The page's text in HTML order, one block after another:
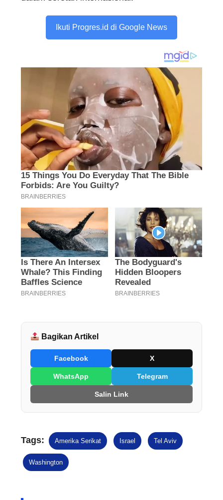
Ikuti Progres.id di Google News
Bagikan Artikel
Facebook X
WhatsApp Telegram
Salin Link
Tags: Amerika Serikat Israel Tel Aviv
Washington